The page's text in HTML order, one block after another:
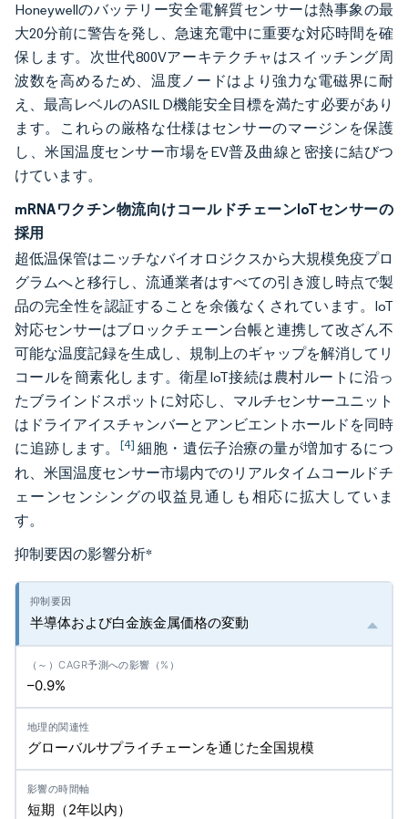
Honeywellのバッテリー安全電解質センサーは熱事象の最
大20分前に警告を発し、急速充電中に重要な対応時間を確
保します。次世代800Vアーキテクチャはスイッチング周
波数を高めるため、温度ノードはより強力な電磁界に耐
え、最高レベルのASIL D機能安全目標を満たす必要があり
ます。これらの厳格な仕様はセンサーのマージンを保護
し、米国温度センサー市場をEV普及曲線と密接に結びつ
けています。
mRNAワクチン物流向けコールドチェーンIoTセンサーの
採用
超低温保管はニッチなバイオロジクスから大規模免疫プロ
グラムへと移行し、流通業者はすべての引き渡し時点で製
品の完全性を認証することを余儀なくされています。IoT
対応センサーはブロックチェーン台帳と連携して改ざん不
可能な温度記録を生成し、規制上のギャップを解消してリ
コールを簡素化します。衛星IoT接続は農村ルートに沿っ
たブラインドスポットに対応し、マルチセンサーユニット
はドライアイスチャンバーとアンビエントホールドを同時
に追跡します。 [4] 細胞・遺伝子治療の量が増加するにつ
れ、米国温度センサー市場内でのリアルタイムコールドチ
ェーンセンシングの収益見通しも相応に拡大していま
す。
抑制要因の影響分析*
半導体および白金族金属価格の変動
–0.9%
グローバルサプライチェーンを通じた全国規模
短期（2年以内）